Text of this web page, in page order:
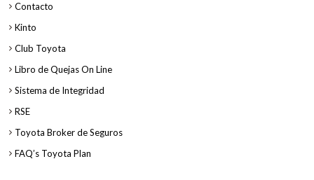
Contacto
Kinto
Club Toyota
Libro de Quejas On Line
Sistema de Integridad
RSE
Toyota Broker de Seguros
FAQ’s Toyota Plan